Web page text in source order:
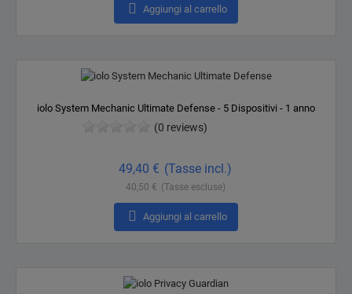
 Aggiungi al carrello
iolo System Mechanic Ultimate Defense - 5 Dispositivi - 1 anno
(0 reviews)
49,40 € (Tasse incl.)
40,50 € (Tasse escluse)
 Aggiungi al carrello